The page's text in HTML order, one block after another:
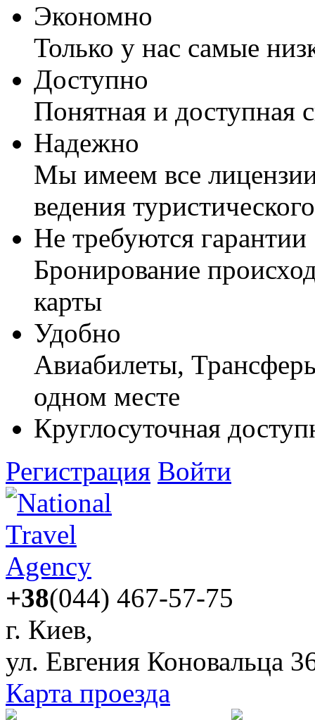
Экономно
Только у нас самые
Доступно
Понятная и доступная
Надежно
Мы имеем все
ведения
Не требуются гарантии
Бронирование
карты
Удобно
Авиабилеты,
одном месте
Круглосуточная
Регистрация Войти
+38(044) 467-57-75
г. Киев,
ул. Евгения Коновальца
Карта проезда